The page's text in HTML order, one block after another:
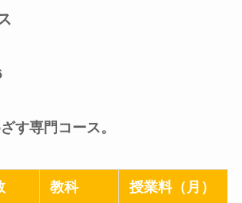
す専門コース。
教科 授業料（月）